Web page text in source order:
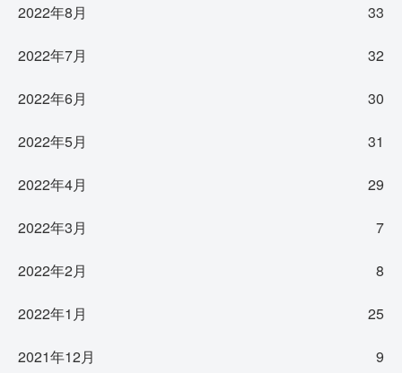
2022年8月 33
2022年7月 32
2022年6月 30
2022年5月 31
2022年4月 29
2022年3月 7
2022年2月 8
2022年1月 25
2021年12月 9